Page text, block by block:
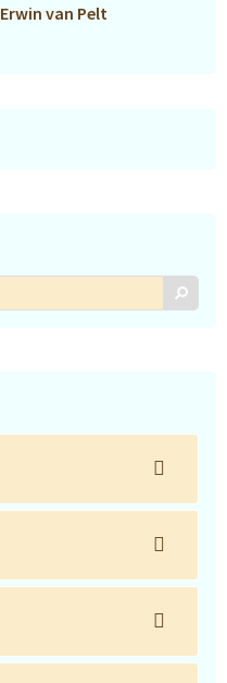
Erwin van Pelt
Zoek